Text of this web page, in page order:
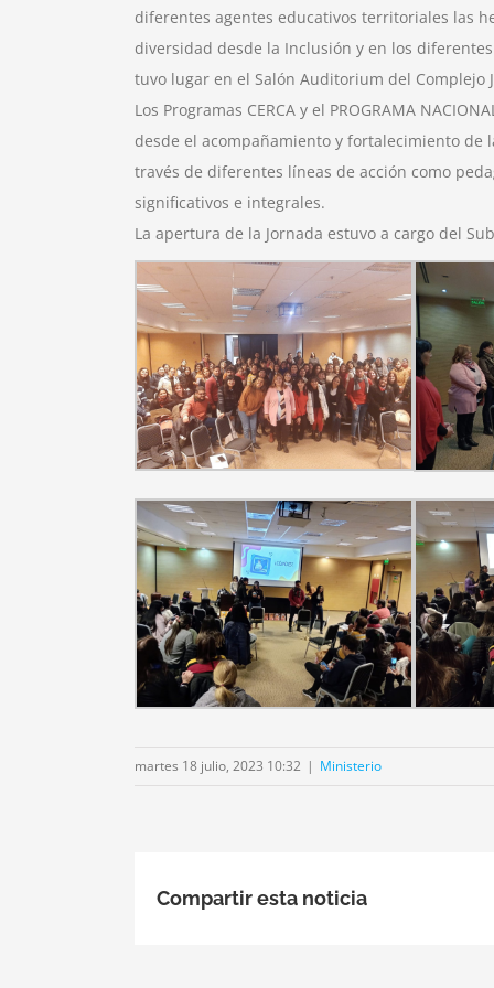
diferentes agentes educativos territoriales las
diversidad desde la Inclusión y en los
tuvo lugar en el Salón Auditorium del Complejo
Los Programas CERCA y el PROGRAMA
desde el acompañamiento y fortalecimiento de
través de diferentes líneas de acción como
significativos e integrales.
La apertura de la Jornada estuvo a cargo del
martes 18 julio, 2023 10:32 | Ministerio
Compartir esta noticia